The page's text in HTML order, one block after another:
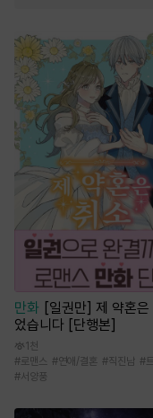
만화 [일권만] 제 약혼은
었습니다 [단행본]
1천
#로맨스 #연애/결혼 #직진남 #
#서양풍